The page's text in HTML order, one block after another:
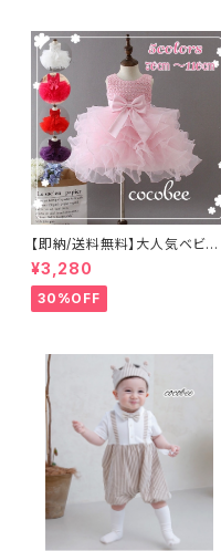
【即納/送料無料】大人気ベビー
ドレス女の子新生児セレモニー
ドレス子供ドレスふわふわチュチ
ュスカートリボン&パール付き ベ
ビードレスバブル層こどもドレス
¥3,280
30%OFF